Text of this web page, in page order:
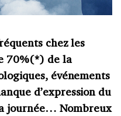
chez les
70%(*) de la
événements
d’expression du
journée… Nombreux